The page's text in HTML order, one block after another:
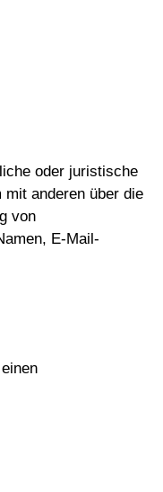
oder juristische
mit anderen über die
von
E-Mail-